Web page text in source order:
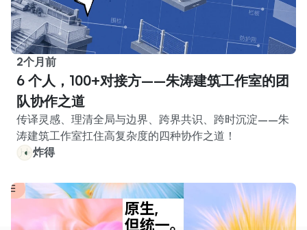
2个月前
6 个人，100+对接方——朱涛建筑工作室的团
队协作之道
传译灵感、理清全局与边界、跨界共识、跨时沉淀——朱
涛建筑工作室扛住高复杂度的四种协作之道！
炸得